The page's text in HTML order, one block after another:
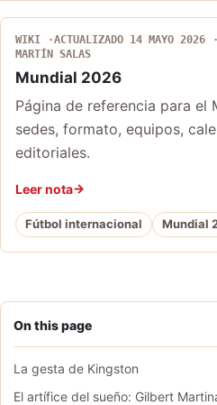
On this page
La gesta de Kingston
El artífice del sueño: Gilbert
WIKI ACTUALIZADO 14 MAYO 2026
MARTÍN SALAS
Mundial 2026
Página de referencia para el
sedes, formato, equipos,
editoriales.
Leer nota
Fútbol internacional Mundial